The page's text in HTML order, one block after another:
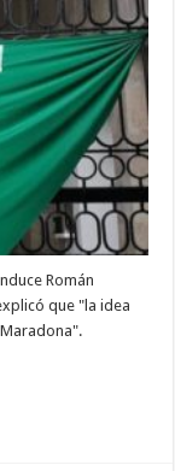
Román
que "la idea